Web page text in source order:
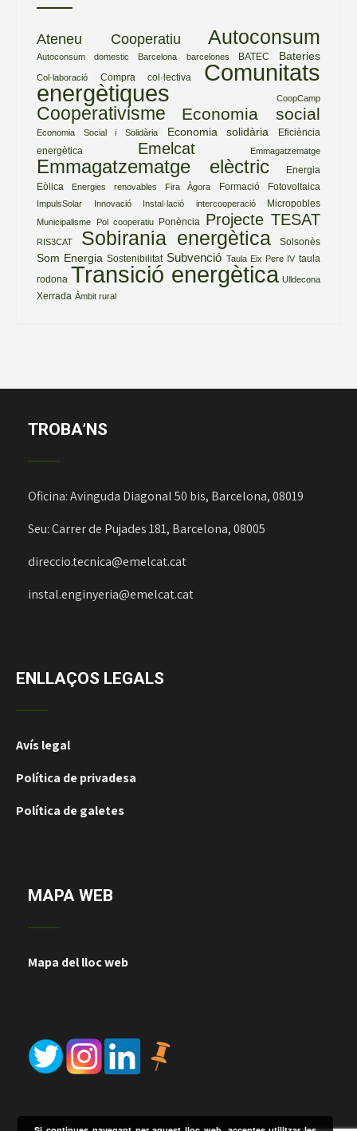
Ateneu Cooperatiu Autoconsum
Autoconsum domestic Barcelona barcelones BATEC Bateries
Col·laboració Compra col·lectiva Comunitats
energètiques CoopCamp
Cooperativisme Economia social
Economia Social i Solidària Economia solidària
Eficiència
energètica
Emelcat Emmagatzematge
Emmagatzematge elèctric
Energia
Eòlica
Energies renovables Fira Àgora Formació Fotovoltaica
ImpulsSolar Innovació Instal·lació intercooperació Micropobles
Municipalisme Pol cooperatiu Ponència Projecte TESAT
RIS3CAT Sobirania energètica Solsonès
Som Energia Sostenibilitat Subvenció Taula Eix Pere IV taula
rodona Transició energètica Ulldecona
Xerrada Àmbit rural
TROBA’NS
Oficina: Avinguda Diagonal 50 bis, Barcelona, 08019
Seu: Carrer de Pujades 181, Barcelona, 08005
direccio.tecnica@emelcat.cat
instal.enginyeria@emelcat.cat
ENLLAÇOS LEGALS
Avís legal
Política de privadesa
Política de galetes
MAPA WEB
Mapa del lloc web